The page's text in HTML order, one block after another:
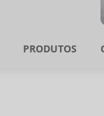
PRODUTOS